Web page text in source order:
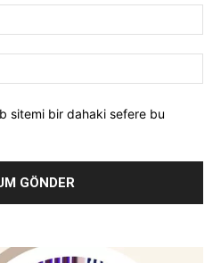
sitemi bir dahaki sefere bu